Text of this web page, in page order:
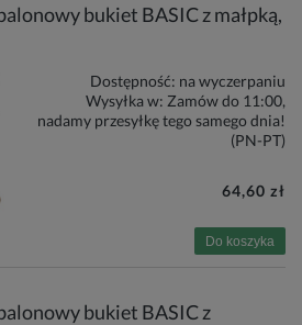
bukiet BASIC z małpką,
Dostępność: na wyczerpaniu
Wysyłka w: Zamów do 11:00,
nadamy przesyłkę tego samego dnia!
(PN-PT)
64,60 zł
Do koszyka
bukiet BASIC z